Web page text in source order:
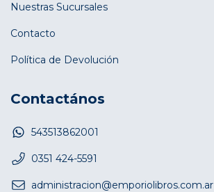
Nuestras Sucursales
Contacto
Política de Devolución
Contactános
543513862001
0351 424-5591
administracion@emporiolibros.com.ar